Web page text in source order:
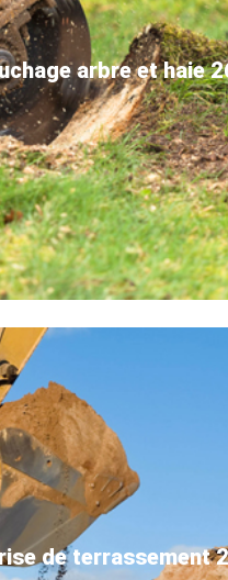
arbre et haie
de terrassement